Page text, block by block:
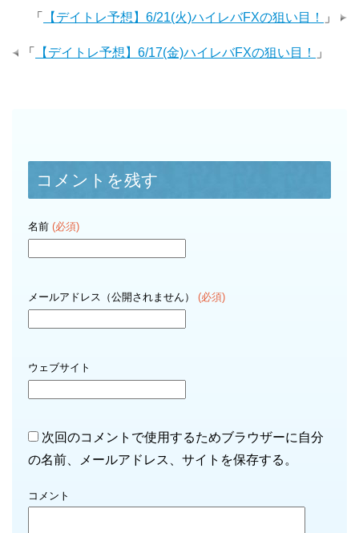
「 【デイトレ予想】6/21(火)ハイレバFXの狙い目！ 」
「 【デイトレ予想】6/17(金)ハイレバFXの狙い目！ 」
コメントを残す
名前 (必須)
メールアドレス（公開されません） (必須)
ウェブサイト
次回のコメントで使用するためブラウザーに自分
の名前、メールアドレス、サイトを保存する。
コメント